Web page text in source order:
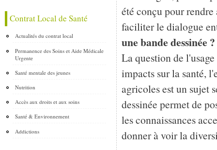
Contrat Local de Santé
Actualités du contrat local
Permanence des Soins et Aide Médicale
Urgente
Santé mentale des jeunes
Nutrition
Accès aux droits et aux soins
Santé & Environnement
Addictions
été conçu pour rendre
faciliter le dialogue
une bande dessinée
La question de
impacts sur la santé,
agricoles est un sujet
dessinée permet de
les connaissances
donner à voir la